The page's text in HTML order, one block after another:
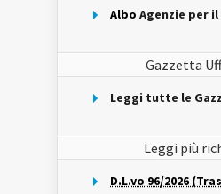
Albo Agenzie per
Gazzetta
Leggi tutte le
Leggi più
D.L.vo 96/2026